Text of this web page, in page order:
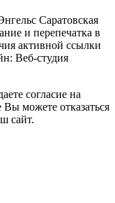
Саратовская
и перепечатка в
активной ссылки
Веб-студия
согласие на
можете отказаться
сайт.